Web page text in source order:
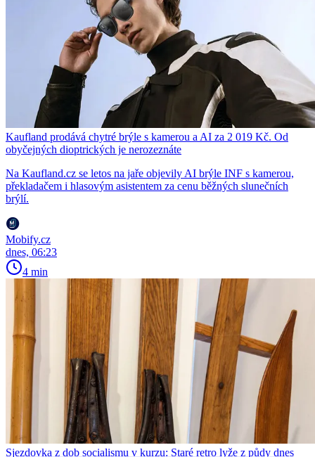
Kaufland prodává chytré brýle s kamerou a AI za 2 019 Kč. Od
obyčejných dioptrických je nerozeznáte
Na Kaufland.cz se letos na jaře objevily AI brýle INF s kamerou,
překladačem i hlasovým asistentem za cenu běžných slunečních
brýlí.
Mobify.cz
dnes, 06:23
4 min
Sjezdovka z dob socialismu v kurzu: Staré retro lyže z půdy dnes